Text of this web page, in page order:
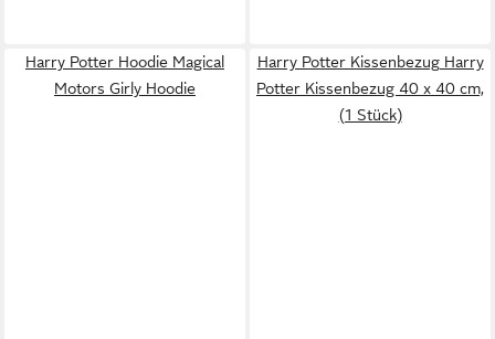
Harry Potter Hoodie Magical
Motors Girly Hoodie
Harry Potter Kissenbezug Harry
Potter Kissenbezug 40 x 40 cm,
(1 Stück)